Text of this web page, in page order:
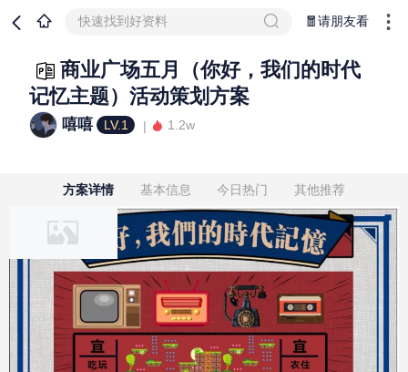
快速找到好资料 🧧请朋友看
商业广场五月（你好，我们的时代
记忆主题）活动策划方案
嘻嘻 LV.1 1.2w
方案详情 基本信息 今日热门 其他推荐